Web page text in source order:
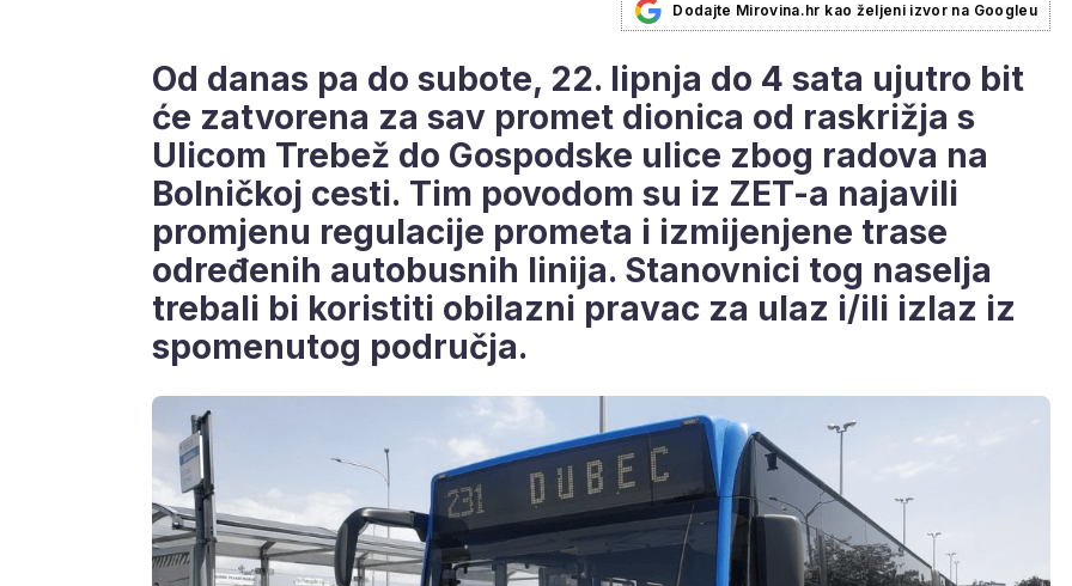
Dodajte Mirovina.hr kao željeni izvor na Googleu
Od danas pa do subote, 22. lipnja do 4 sata ujutro bit
će zatvorena za sav promet dionica od raskrižja s
Ulicom Trebež do Gospodske ulice zbog radova na
Bolničkoj cesti. Tim povodom su iz ZET-a najavili
promjenu regulacije prometa i izmijenjene trase
određenih autobusnih linija. Stanovnici tog naselja
trebali bi koristiti obilazni pravac za ulaz i/ili izlaz iz
spomenutog područja.